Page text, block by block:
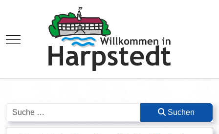
Mobile Menu Toggle
Suchen Suchen